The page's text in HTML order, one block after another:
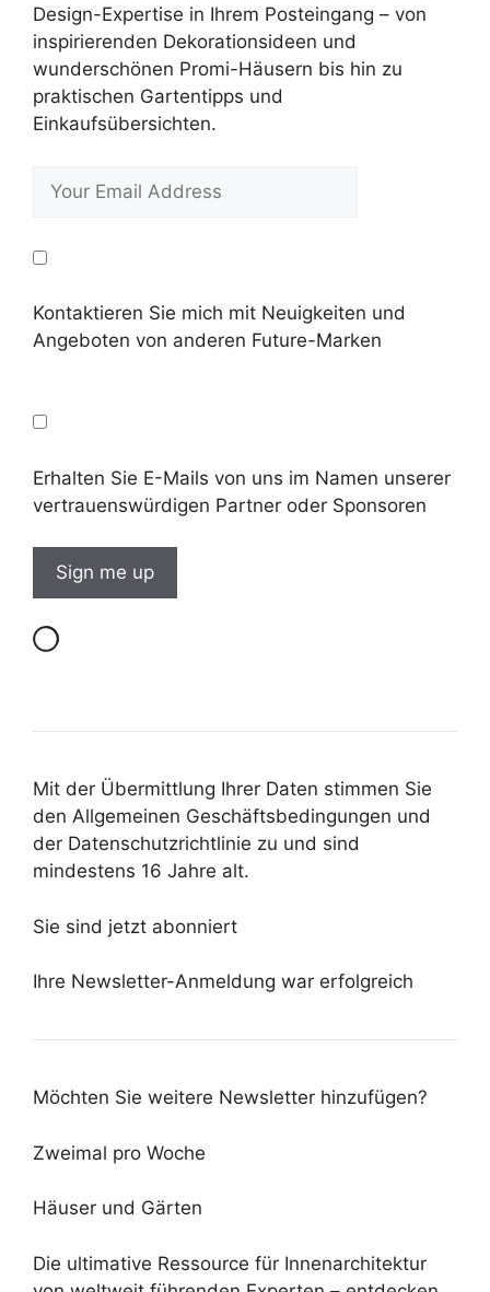
Design-Expertise in Ihrem Posteingang – von
inspirierenden Dekorationsideen und
wunderschönen Promi-Häusern bis hin zu
praktischen Gartentipps und
Einkaufsübersichten.
Kontaktieren Sie mich mit Neuigkeiten und
Angeboten von anderen Future-Marken
Erhalten Sie E-Mails von uns im Namen unserer
vertrauenswürdigen Partner oder Sponsoren
Mit der Übermittlung Ihrer Daten stimmen Sie
den Allgemeinen Geschäftsbedingungen und
der Datenschutzrichtlinie zu und sind
mindestens 16 Jahre alt.
Sie sind jetzt abonniert
Ihre Newsletter-Anmeldung war erfolgreich
Möchten Sie weitere Newsletter hinzufügen?
Zweimal pro Woche
Häuser und Gärten
Die ultimative Ressource für Innenarchitektur